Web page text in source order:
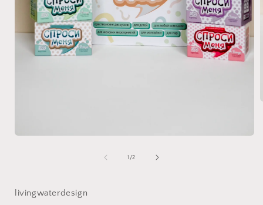
1 /of
2
livingwaterdesign